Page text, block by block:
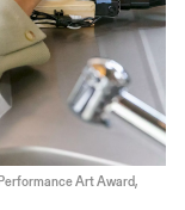
Art Award,